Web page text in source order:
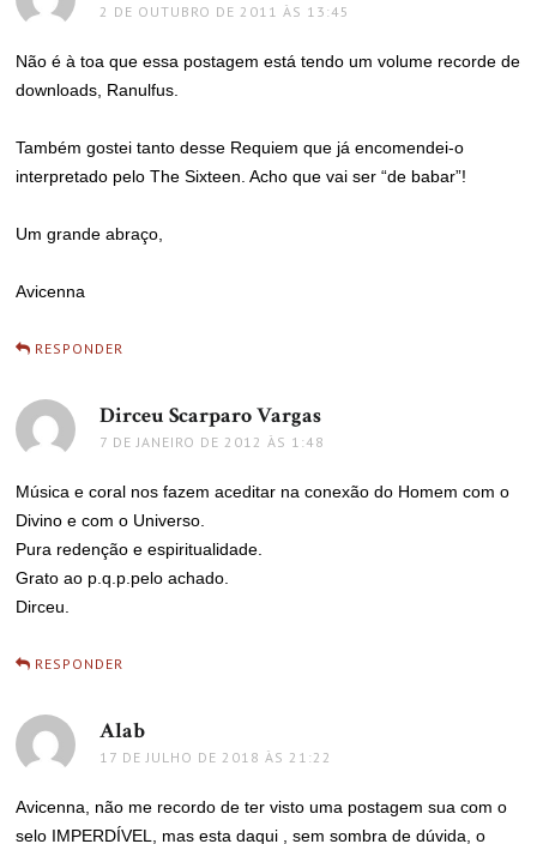
2 DE OUTUBRO DE 2011 ÀS 13:45
Não é à toa que essa postagem está tendo um volume recorde de
downloads, Ranulfus.
Também gostei tanto desse Requiem que já encomendei-o
interpretado pelo The Sixteen. Acho que vai ser “de babar”!
Um grande abraço,
Avicenna
RESPONDER
Dirceu Scarparo Vargas
7 DE JANEIRO DE 2012 ÀS 1:48
Música e coral nos fazem aceditar na conexão do Homem com o
Divino e com o Universo.
Pura redenção e espiritualidade.
Grato ao p.q.p.pelo achado.
Dirceu.
RESPONDER
Alab
17 DE JULHO DE 2018 ÀS 21:22
Avicenna, não me recordo de ter visto uma postagem sua com o
selo IMPERDÍVEL, mas esta daqui , sem sombra de dúvida, o